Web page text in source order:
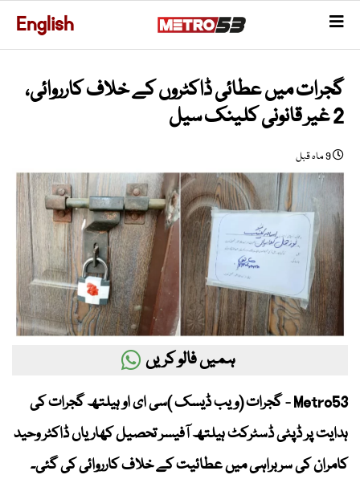
English
گجرات میں عطائی ڈاکٹروں کے خلاف کارروائی،
2 غیر قانونی کلینک سیل
9 ماہ قبل
ہمیں فالو کریں
Metro53 - گجرات (ویب ڈیسک )سی ای او ہیلتھ گجرات کی
ہدایت پر ڈپٹی ڈسٹرکٹ ہیلتھ آفیسر تحصیل کھاریاں ڈاکٹر وحید
کامران کی سربراہی میں عطائیت کے خلاف کارروائی کی گئی۔